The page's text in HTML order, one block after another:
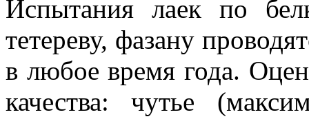
Испытания лаек по
тетереву, фазану
в любое время года.
качества: чутье